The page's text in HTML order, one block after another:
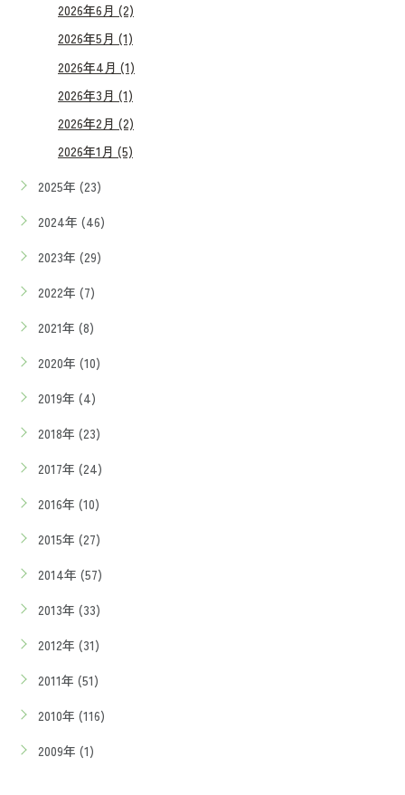
2026年6月 (2)
2026年5月 (1)
2026年4月 (1)
2026年3月 (1)
2026年2月 (2)
2026年1月 (5)
2025年 (23)
2024年 (46)
2023年 (29)
2022年 (7)
2021年 (8)
2020年 (10)
2019年 (4)
2018年 (23)
2017年 (24)
2016年 (10)
2015年 (27)
2014年 (57)
2013年 (33)
2012年 (31)
2011年 (51)
2010年 (116)
2009年 (1)